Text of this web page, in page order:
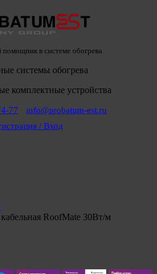
в системе обогрева
системы обогрева
комплектные устройства
77
info@probatum-est.ru
/ Вход
RoofMate 30Вт/м